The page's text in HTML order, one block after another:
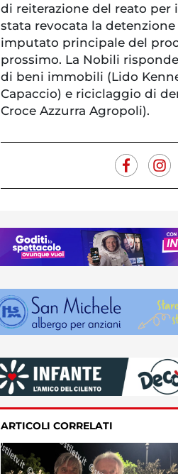
di reiterazione del reato
stata revocata la
imputato principale del
prossimo. La Nobili
di beni immobili (Lido
Capaccio) e riciclaggio di
Croce Azzurra Agropoli).
ARTICOLI CORRELATI